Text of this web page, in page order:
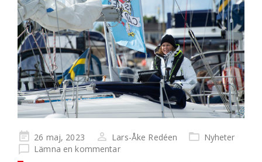
Publicerad
på
26 maj, 2023 Lars-Åke Redéen
Nyheter
Lämna en kommentar